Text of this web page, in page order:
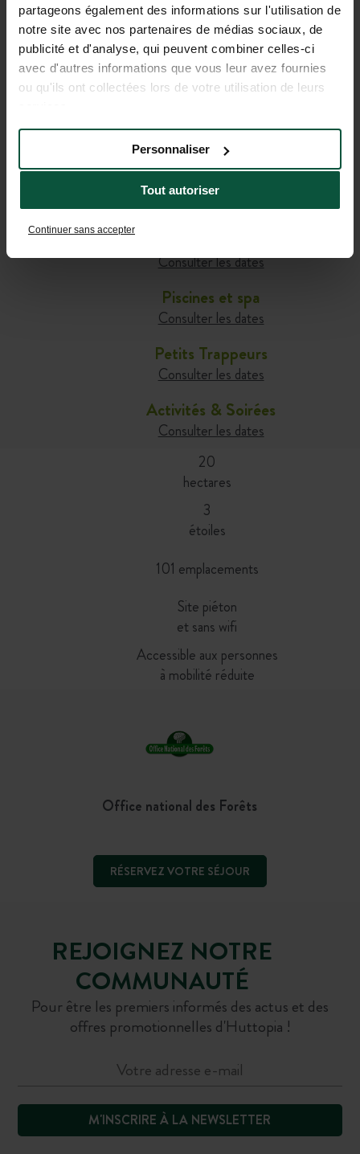
partageons également des informations sur l'utilisation de
notre site avec nos partenaires de médias sociaux, de
publicité et d'analyse, qui peuvent combiner celles-ci
avec d'autres informations que vous leur avez fournies
ou qu'ils ont collectées lors de votre utilisation de leurs
Tout autoriser
Personnaliser
Continuer sans accepter
TOUTES LES INFORMATIONS
UTILES POUR PRÉPARER
VOTRE SÉJOUR
Café-comptoir
Consulter les dates
Bar
Consulter les dates
Consulter les dates
Piscines et spa
Consulter les dates
Petits Trappeurs
Consulter les dates
Activités & Soirées
Consulter les dates
20
hectares
3
étoiles
101 emplacements
Site piéton
et sans wifi
Accessible aux personnes
à mobilité réduite
Office national des Forêts
RÉSERVEZ VOTRE SÉJOUR
REJOIGNEZ NOTRE
COMMUNAUTÉ
Pour être les premiers informés des actus et des
offres promotionnelles d'Huttopia !
M'INSCRIRE À LA NEWSLETTER